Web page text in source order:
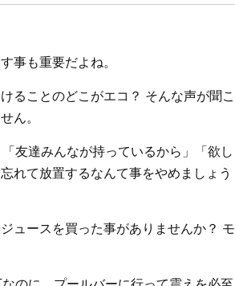
事も重要だよね。
ることのどこがエコ？ そんな声が聞こ
ん。
友達みんなが持っているから」「欲し
れて放置するなんて事をやめましょう
ュースを買った事がありませんか？ モ